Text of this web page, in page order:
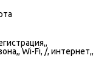
Wi-Fi, /, интернет,,